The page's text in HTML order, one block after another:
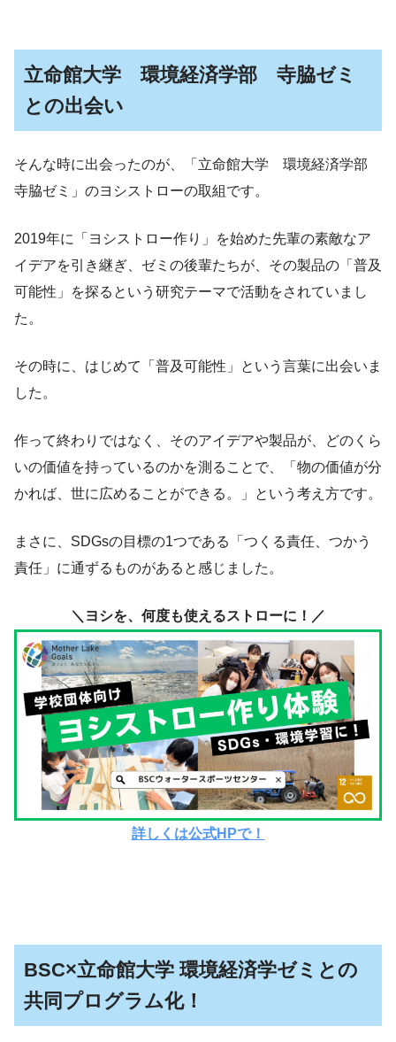
立命館大学 環境経済学部 寺脇ゼミ
との出会い
そんな時に出会ったのが、「立命館大学 環境経済学部
寺脇ゼミ」のヨシストローの取組です。
2019年に「ヨシストロー作り」を始めた先輩の素敵なア
イデアを引き継ぎ、ゼミの後輩たちが、その製品の「普及
可能性」を探るという研究テーマで活動をされていまし
た。
その時に、はじめて「普及可能性」という言葉に出会いま
した。
作って終わりではなく、そのアイデアや製品が、どのくら
いの価値を持っているのかを測ることで、「物の価値が分
かれば、世に広めることができる。」という考え方です。
まさに、SDGsの目標の1つである「つくる責任、つかう
責任」に通ずるものがあると感じました。
＼ヨシを、何度も使えるストローに！／
詳しくは公式HPで！
BSC×立命館大学 環境経済学ゼミとの
共同プログラム化！